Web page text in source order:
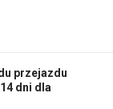
przejazdu
dni dla